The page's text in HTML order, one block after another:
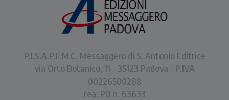
P.I.S.A.P.F.M.C. Messaggero di S. Antonio Editrice
via Orto Botanico, 11 - 35123 Padova - P.IVA
00226500288
rea: PD n. 63633